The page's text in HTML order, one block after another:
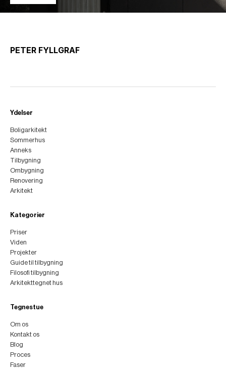
PETER FYLLGRAF
Ydelser
Boligarkitekt
Sommerhus
Anneks
Tilbygning
Ombygning
Renovering
Arkitekt
Kategorier
Priser
Viden
Projekter
Guide til tilbygning
Filosofi tilbygning
Arkitekttegnet hus
Tegnestue
Om os
Kontakt os
Blog
Proces
Faser